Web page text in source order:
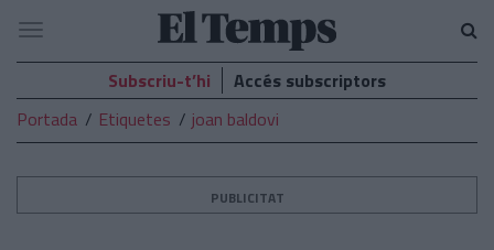
El
Temps
Navegació
Subscriu-t’hi
Accés subscriptors
Portada
Etiquetes joan baldovi
PUBLICITAT